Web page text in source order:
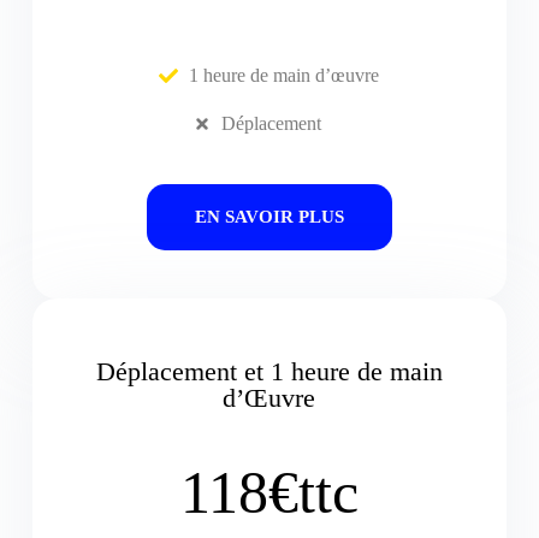
1 heure de main d’œuvre
Déplacement
EN SAVOIR PLUS
Déplacement et 1 heure de main
d’Œuvre
118€ttc